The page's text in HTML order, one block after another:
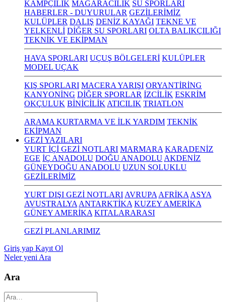
KAMPÇILIK MAĞARACILIK SU SPORLARI
HABERLER - DUYURULAR GEZİLERİMİZ
KULÜPLER DALIŞ DENİZ KAYAĞI TEKNE VE
YELKENLİ DİĞER SU SPORLARI OLTA BALIKÇILIĞI
TEKNİK VE EKİPMAN
HAVA SPORLARI UÇUŞ BÖLGELERİ KULÜPLER
MODEL UÇAK
KIŞ SPORLARI MACERA YARIŞI ORYANTİRİNG
KANYONİNG DİĞER SPORLAR İZCİLİK ESKRİM
OKÇULUK BİNİCİLİK ATICILIK TRIATLON
ARAMA KURTARMA VE İLK YARDIM TEKNİK
EKİPMAN
GEZİ YAZILARI
YURT İÇİ GEZİ NOTLARI MARMARA KARADENİZ
EGE İÇ ANADOLU DOĞU ANADOLU AKDENİZ
GÜNEYDOĞU ANADOLU UZUN SOLUKLU
GEZİLERİMİZ
YURT DIŞI GEZİ NOTLARI AVRUPA AFRİKA ASYA
AVUSTRALYA ANTARKTİKA KUZEY AMERİKA
GÜNEY AMERİKA KITALARARASI
GEZİ PLANLARIMIZ
Giriş yap Kayıt Ol
Neler yeni Ara
Ara